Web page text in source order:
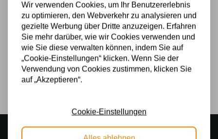
Glas
Stromversorgung
Lichtquelle
Stimmungsvoller Showroom
Wir verwenden Cookies, um Ihr Benutzererlebnis
zu optimieren, den Webverkehr zu analysieren und
gezielte Werbung über Dritte anzuzeigen. Erfahren
Sie mehr darüber, wie wir Cookies verwenden und
wie Sie diese verwalten können, indem Sie auf
„Cookie-Einstellungen“ klicken. Wenn Sie der
Verwendung von Cookies zustimmen, klicken Sie
auf „Akzeptieren“.
Cookie-Einstellungen